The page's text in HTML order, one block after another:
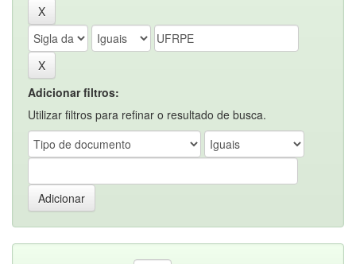
Adicionar filtros:
Utilizar filtros para refinar o resultado de busca.